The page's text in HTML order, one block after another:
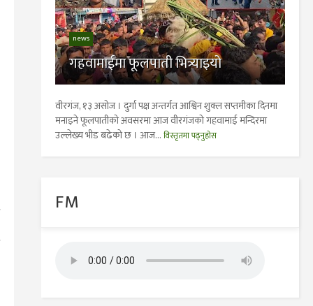
news
गहवामाईमा फूलपाती भित्र्याइयो
वीरगंज, १३ असोज । दुर्गा पक्ष अन्तर्गत आश्विन शुक्ल सप्तमीका दिनमा
मनाइने फूलपातीको अवसरमा आज वीरगंजको गहवामाई मन्दिरमा
उल्लेख्य भीड बढेको छ । आज... विस्तृतमा पढ्नुहोस
FM